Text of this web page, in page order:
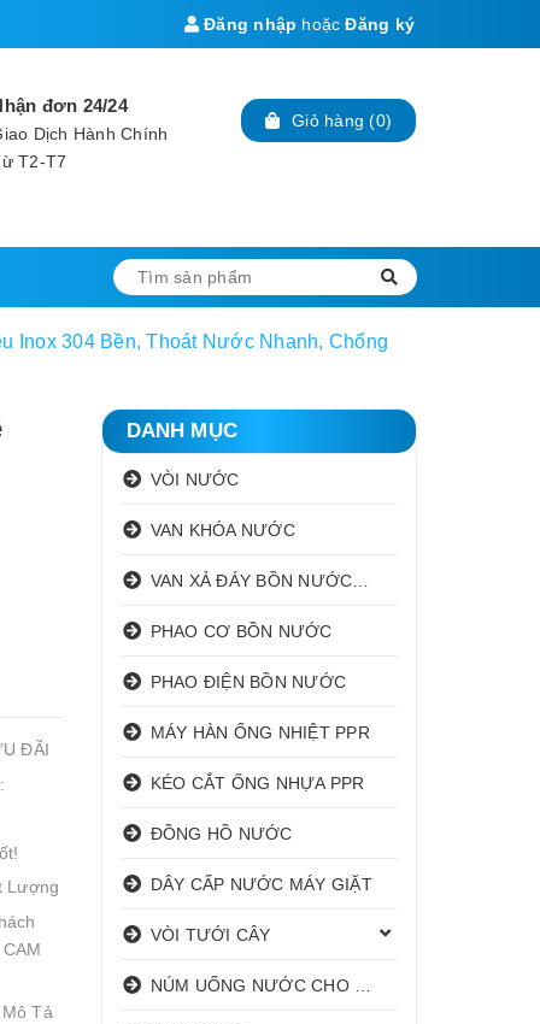
Đăng nhập hoặc Đăng ký
đơn 24/24
Dịch Hành Chính
T2-T7
Giỏ hàng (0)
Inox 304 Bền, Thoát Nước Nhanh, Chống
ĐÃI
Lượng
Tả
DANH MỤC
VÒI NƯỚC
VAN KHÓA NƯỚC
PHAO CƠ BỒN NƯỚC
PHAO ĐIỆN BỒN NƯỚC
MÁY HÀN ỐNG NHIỆT PPR
KÉO CẮT ỐNG NHỰA PPR
ĐỒNG HỒ NƯỚC
DÂY CẤP NƯỚC MÁY GIẶT
VÒI TƯỚI CÂY